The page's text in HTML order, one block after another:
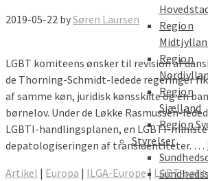
Region
Region
Region
Sjælland
Region
Styrelser
2019-05-22 bySøren Laursen
LGBT komiteens ønsker til revision af
de Thorning-Schmidt-ledede regeringer
af samme køn, juridisk kønsskifte og en
børnelov. Under de Løkke Rasmussen-
LGBTI-handlingsplanen, en LGBTI-
depatologiseringen af transidentiteter. …
Artikel | Europa | ILGA-Europe| LGBT-